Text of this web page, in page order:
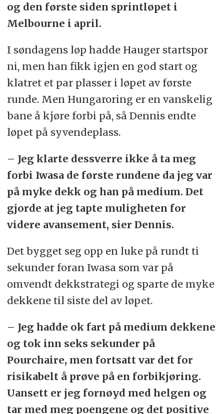
og den første siden sprintløpet i
Melbourne i april.
I søndagens løp hadde Hauger startspor
ni, men han fikk igjen en god start og
klatret et par plasser i løpet av første
runde. Men Hungaroring er en vanskelig
bane å kjøre forbi på, så Dennis endte
løpet på syvendeplass.
– Jeg klarte dessverre ikke å ta meg
forbi Iwasa de første rundene da jeg var
på myke dekk og han på medium. Det
gjorde at jeg tapte muligheten for
videre avansement, sier Dennis.
Det bygget seg opp en luke på rundt ti
sekunder foran Iwasa som var på
omvendt dekkstrategi og sparte de myke
dekkene til siste del av løpet.
– Jeg hadde ok fart på medium dekkene
og tok inn seks sekunder på
Pourchaire, men fortsatt var det for
risikabelt å prøve på en forbikjøring.
Uansett er jeg fornøyd med helgen og
tar med meg poengene og det positive